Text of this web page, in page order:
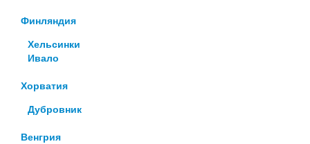
Финляндия
Хельсинки
Ивало
Хорватия
Дубровник
Венгрия